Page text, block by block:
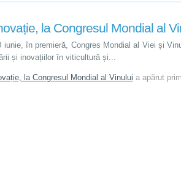
la Congresul Mondial al
în premieră, Congres Mondial al Viei și
și inovațiilor în viticultură și...
la Congresul Mondial al Vinului a apărut